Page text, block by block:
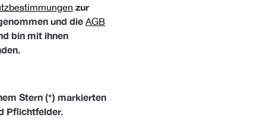
zur
und die AGB
bin mit ihnen
Stern (*) markierten
Pflichtfelder.